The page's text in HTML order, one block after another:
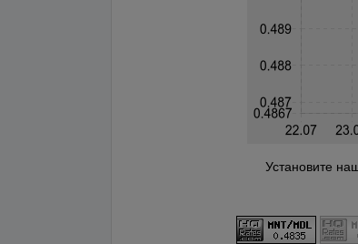
Установите